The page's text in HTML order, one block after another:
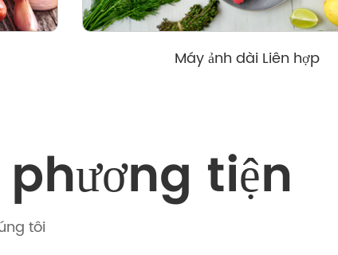
Máy ảnh dài Liên hợp
tiện
tôi